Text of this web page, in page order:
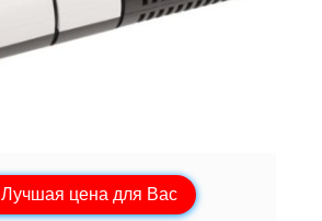
Лучшая цена для Вас